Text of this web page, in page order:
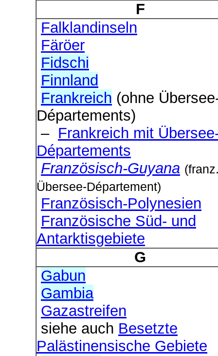
F
Falklandinseln
Färöer
Fidschi
Finnland
Frankreich (ohne
Départements)
– Frankreich mit
Départements
Französisch-Guyana
Übersee-Département)
Französisch-Polynesien
Französische Süd- und
Antarktisgebiete
G
Gabun
Gambia
Gazastreifen
siehe auch Besetzte
Palästinensische Gebiete